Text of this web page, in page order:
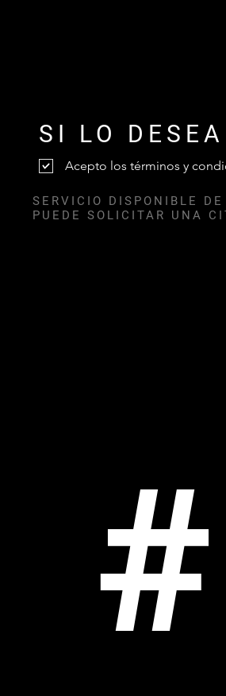
SI LO
Acepto los términos y
SERVICIO DISPONIBLE
PUEDE SOLICITAR UNA
#